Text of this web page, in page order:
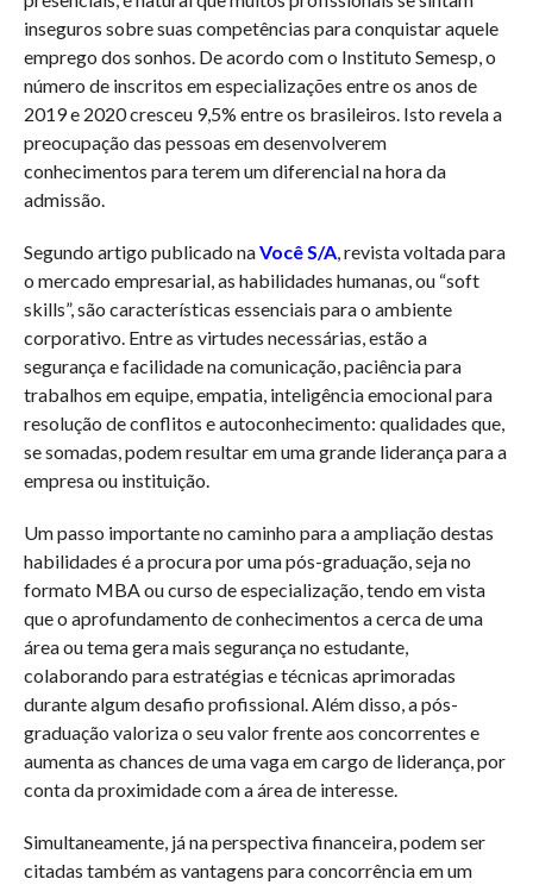
inseguros sobre suas competências para conquistar aquele
emprego dos sonhos. De acordo com o Instituto Semesp, o
número de inscritos em especializações entre os anos de
2019 e 2020 cresceu 9,5% entre os brasileiros. Isto revela a
preocupação das pessoas em desenvolverem
conhecimentos para terem um diferencial na hora da
admissão.
Segundo artigo publicado naVocê S/A, revista voltada para
o mercado empresarial, as habilidades humanas, ou “soft
skills”, são características essenciais para o ambiente
corporativo. Entre as virtudes necessárias, estão a
segurança e facilidade na comunicação, paciência para
trabalhos em equipe, empatia, inteligência emocional para
resolução de conflitos e autoconhecimento: qualidades que,
se somadas, podem resultar em uma grande liderança para a
empresa ou instituição.
Um passo importante no caminho para a ampliação destas
habilidades é a procura por uma pós-graduação, seja no
formato MBA ou curso de especialização, tendo em vista
que o aprofundamento de conhecimentos a cerca de uma
área ou tema gera mais segurança no estudante,
colaborando para estratégias e técnicas aprimoradas
durante algum desafio profissional. Além disso, a pós-
graduação valoriza o seu valor frente aos concorrentes e
aumenta as chances de uma vaga em cargo de liderança, por
conta da proximidade com a área de interesse.
Simultaneamente, já na perspectiva financeira, podem ser
citadas também as vantagens para concorrência em um